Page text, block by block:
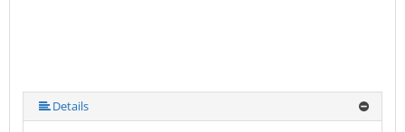
Details